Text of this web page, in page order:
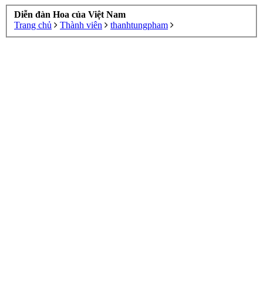
Diễn đàn Hoa của Việt Nam
Trang chủ
Thành viên thanhtungpham